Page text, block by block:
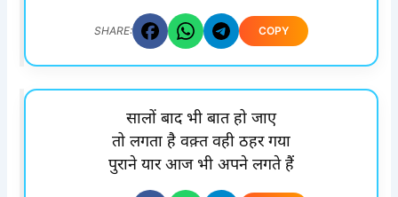
SHARE: COPY
सालों बाद भी बात हो जाए
तो लगता है वक़्त वही ठहर गया
पुराने यार आज भी अपने लगते हैं